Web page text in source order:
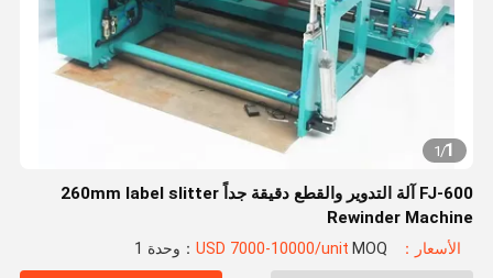
1
/
1
FJ-600 آلة التدوير والقطع دقيقة جداً 260mm label slitter
Rewinder Machine
الأسعار：USD 7000-10000/unit MOQ：وحدة 1